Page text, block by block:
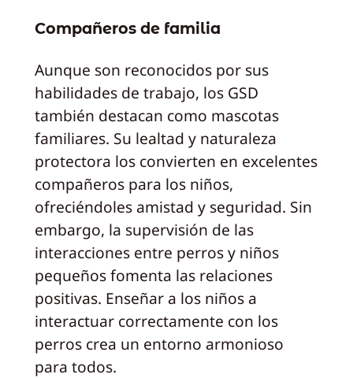
Compañeros de familia
Aunque son reconocidos por sus
habilidades de trabajo, los GSD
también destacan como mascotas
familiares. Su lealtad y naturaleza
protectora los convierten en excelentes
compañeros para los niños,
ofreciéndoles amistad y seguridad. Sin
embargo, la supervisión de las
interacciones entre perros y niños
pequeños fomenta las relaciones
positivas. Enseñar a los niños a
interactuar correctamente con los
perros crea un entorno armonioso
para todos.